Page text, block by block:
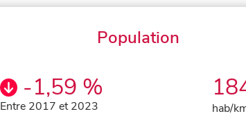
Population
-1,59 %
Entre 2017 et 2023 hab/